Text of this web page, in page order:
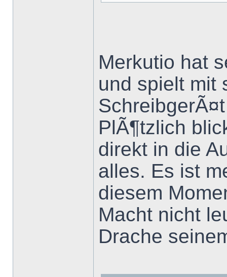
Merkutio hat
und spielt mit
PlÃ¶tzlich
direkt in die
alles. Es ist
diesem
Macht nicht
Drache